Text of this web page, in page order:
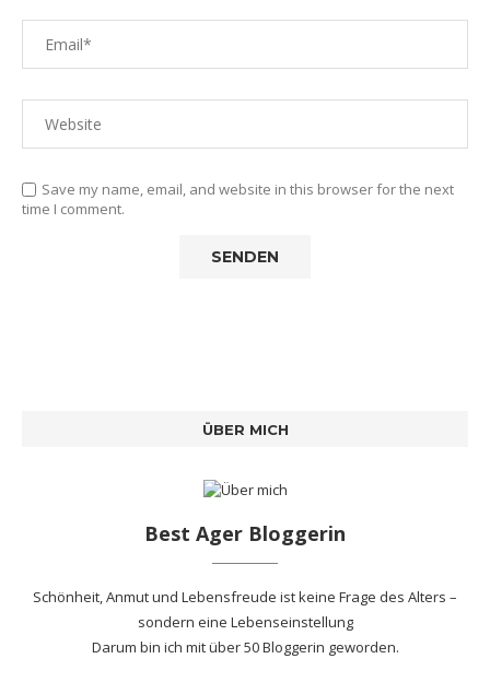
Save my name, email, and website in this browser for the next
time I comment.
ÜBER MICH
Best Ager Bloggerin
Schönheit, Anmut und Lebensfreude ist keine Frage des Alters –
sondern eine Lebenseinstellung
Darum bin ich mitüber 50 Bloggerin geworden.